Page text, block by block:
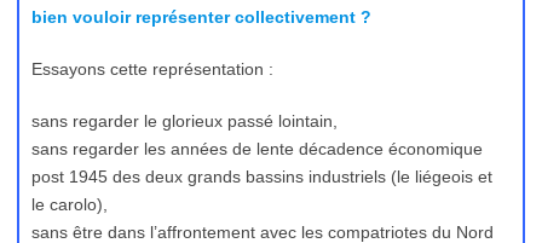
bien vouloir représenter collectivement ?
Essayons cette représentation :
sans regarder le glorieux passé lointain,
sans regarder les années de lente décadence économique
post 1945 des deux grands bassins industriels (le liégeois et
le carolo),
sans être dans l’affrontement avec les compatriotes du Nord